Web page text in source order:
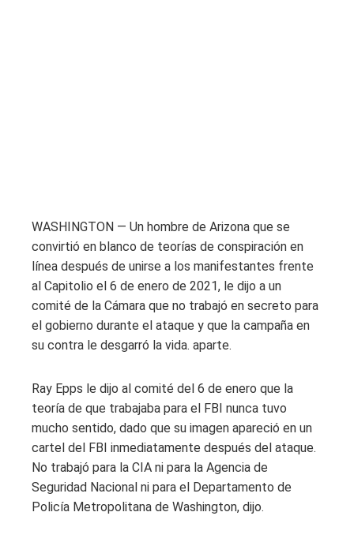
WASHINGTON — Un hombre de Arizona que se
convirtió en blanco de teorías de conspiración en
línea después de unirse a los manifestantes frente
al Capitolio el 6 de enero de 2021, le dijo a un
comité de la Cámara que no trabajó en secreto para
el gobierno durante el ataque y que la campaña en
su contra le desgarró la vida. aparte.
Ray Epps le dijo al comité del 6 de enero que la
teoría de que trabajaba para el FBI nunca tuvo
mucho sentido, dado que su imagen apareció en un
cartel del FBI inmediatamente después del ataque.
No trabajó para la CIA ni para la Agencia de
Seguridad Nacional ni para el Departamento de
Policía Metropolitana de Washington, dijo.